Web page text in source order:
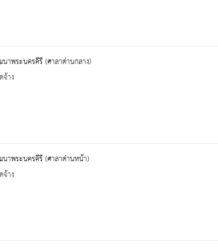
าพระนครคีรี (ศาลาด่านกลาง)
าง
าพระนครคีรี (ศาลาด่่านหน้า)
าง